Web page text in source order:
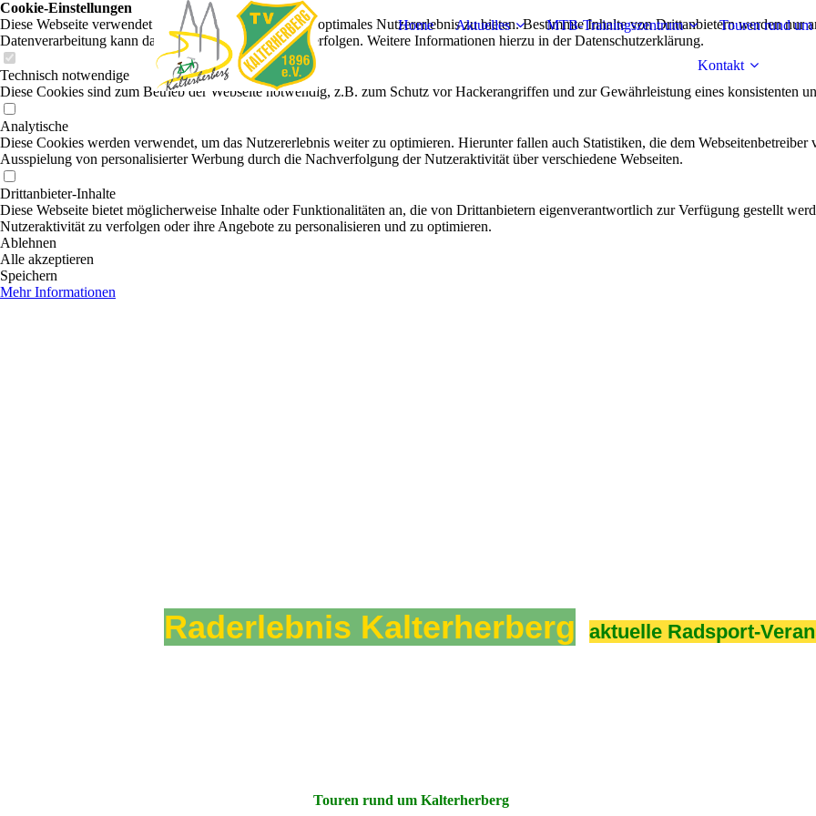
Home Aktuelles MTB-Trainingszentrum Touren rund
Kontakt
Raderlebnis Kalterherberg aktuelle Radsport-
Touren rund um Kalterherberg
Cookie-Einstellungen
Diese Webseite verwendet Cookies, um Besuchern ein optimales Nutzererlebnis zu bieten. Bestimmte Inhalte von Drittanbietern werden nur
Datenverarbeitung kann dann auch in einem Drittland erfolgen. Weitere Informationen hierzu in der Datenschutzerklärung.
Technisch notwendige
Diese Cookies sind zum Betrieb der Webseite notwendig, z.B. zum Schutz vor Hackerangriffen und zur Gewährleistung eines konsistenten
Analytische
Diese Cookies werden verwendet, um das Nutzererlebnis weiter zu optimieren. Hierunter fallen auch Statistiken, die dem
Ausspielung von personalisierter Werbung durch die Nachverfolgung der Nutzeraktivität über verschiedene Webseiten.
Drittanbieter-Inhalte
Diese Webseite bietet möglicherweise Inhalte oder Funktionalitäten an, die von Drittanbietern eigenverantwortlich zur Verfügung gestellt
Nutzeraktivität zu verfolgen oder ihre Angebote zu personalisieren und zu optimieren.
Ablehnen
Alle akzeptieren
Speichern
Mehr Informationen